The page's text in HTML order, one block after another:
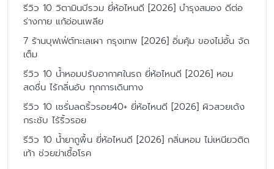
รีวิว 10 วิตามินบีรวม ยี่ห้อไหนดี [2026] บำรุงสมอง ดีต่อ
ร่างกาย แก้อ่อนเพลีย
7 ร้านบุฟเฟ่ต์ทะเลเผา กรุงเทพ [2026] อิ่มคุ้ม ของไม่อั้น จัด
เต็ม
รีวิว 10 น้ำหอมปรับอากาศในรถ ยี่ห้อไหนดี [2026] หอม
สดชื่น ไร้กลิ่นอับ ทุกการเดินทาง
รีวิว 10 เซรั่มลดริ้วรอย40+ ยี่ห้อไหนดี [2026] ผิวสวยเด้ง
กระชับ ไร้ริ้วรอย
รีวิว 10 น้ำยาถูพื้น ยี่ห้อไหนดี [2026] กลิ่นหอม ไม่เหนียวติด
เท้า ช่วยฆ่าเชื้อโรค